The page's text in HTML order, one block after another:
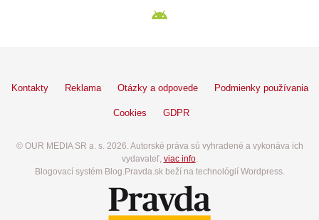
Kontakty Reklama Otázky a odpovede Podmienky používania
Cookies GDPR
© OUR MEDIA SR a. s. 2026. Autorské práva sú vyhradené a vykonáva ich
vydavateľ, viac info.
Blogovací systém Blog.Pravda.sk beží na technológií Wordpress.